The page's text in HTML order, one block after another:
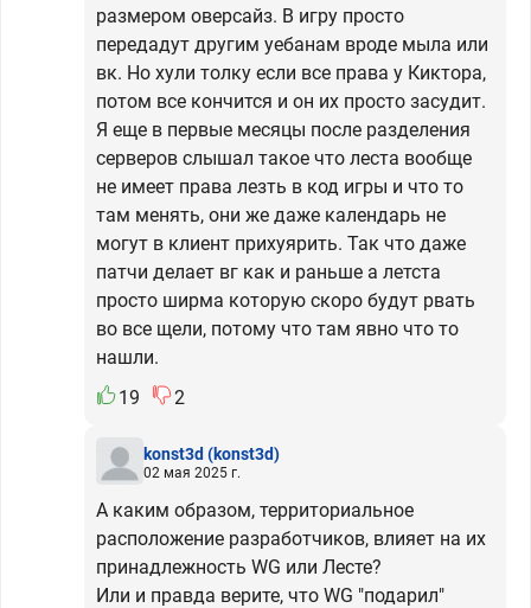
размером оверсайз. В игру просто
передадут другим уебанам вроде мыла или
вк. Но хули толку если все права у Киктора,
потом все кончится и он их просто засудит.
Я еще в первые месяцы после разделения
серверов слышал такое что леста вообще
не имеет права лезть в код игры и что то
там менять, они же даже календарь не
могут в клиент прихуярить. Так что даже
патчи делает вг как и раньше а летста
просто ширма которую скоро будут рвать
во все щели, потому что там явно что то
нашли.
19
2
konst3d(konst3d)
02 мая 2025 г.
А каким образом, территориальное
расположение разработчиков, влияет на их
принадлежность WG или Лесте?
Или и правда верите, что WG "подарил"